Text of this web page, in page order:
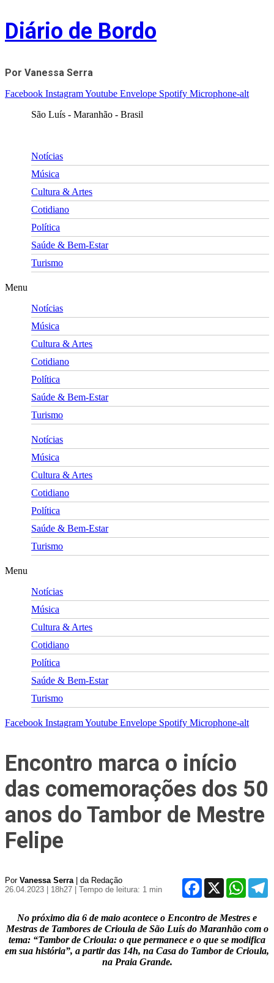
Skip
to
content
Diário de Bordo
Por Vanessa Serra
Facebook InstagramYoutube Envelope Spotify Microphone-alt
São Luís - Maranhão - Brasil
Notícias
Música
Cultura & Artes
Cotidiano
Política
Saúde & Bem-Estar
Turismo
Menu
Notícias
Música
Cultura & Artes
Cotidiano
Política
Saúde & Bem-Estar
Turismo
Notícias
Música
Cultura & Artes
Cotidiano
Política
Saúde & Bem-Estar
Turismo
Menu
Notícias
Música
Cultura & Artes
Cotidiano
Política
Saúde & Bem-Estar
Turismo
Facebook InstagramYoutube Envelope Spotify Microphone-alt
Encontro marca o início
das comemorações dos 50
anos do Tambor de Mestre
Felipe
Por Vanessa Serra| da Redação
26.04.2023 | 18h27
| Tempo de leitura: 1 min
Facebook
X
No próximo dia 6 de maio acontece o Encontro de Mestres e
Mestras de Tambores de Crioula de São Luís do Maranhão com o
tema: “Tambor de Crioula: o que permanece e o que se modifica
em sua história”, a partir das 14h, na Casa do Tambor de Crioula,
na Praia Grande.